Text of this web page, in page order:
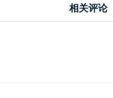
相关评论